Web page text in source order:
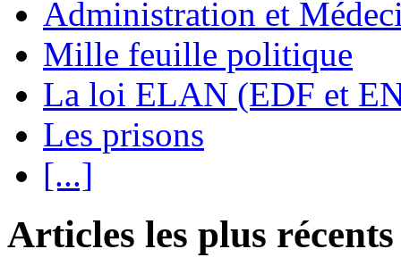
Administration et
Mille feuille politique
La loi ELAN (EDF et
Les prisons
[...]
Articles les plus récents